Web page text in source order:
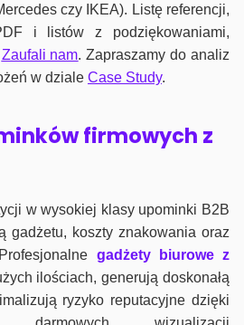
czy IKEA). Listę referencji,
i listów z podziękowaniami,
Zaufali nam. Zapraszamy do analiz
w dziale Case Study.
firmowych z
w wysokiej klasy upominki B2B
gadżetu, koszty znakowania oraz
gadżety biurowe z
ilościach, generują doskonałą
ryzyko reputacyjne dzięki